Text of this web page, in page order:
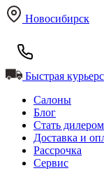
Новосибирск
Быстрая
Салоны
Блог
Стать дилером
Доставка и
Рассрочка
Сервис